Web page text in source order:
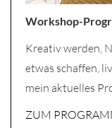
Workshop-
Kreativ werden,
etwas schaffen,
mein aktuelles
ZUM